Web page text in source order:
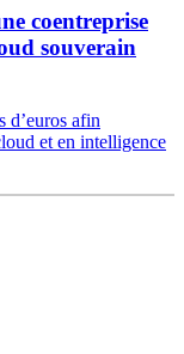
coentreprise
souverain
d’euros afin
et en intelligence